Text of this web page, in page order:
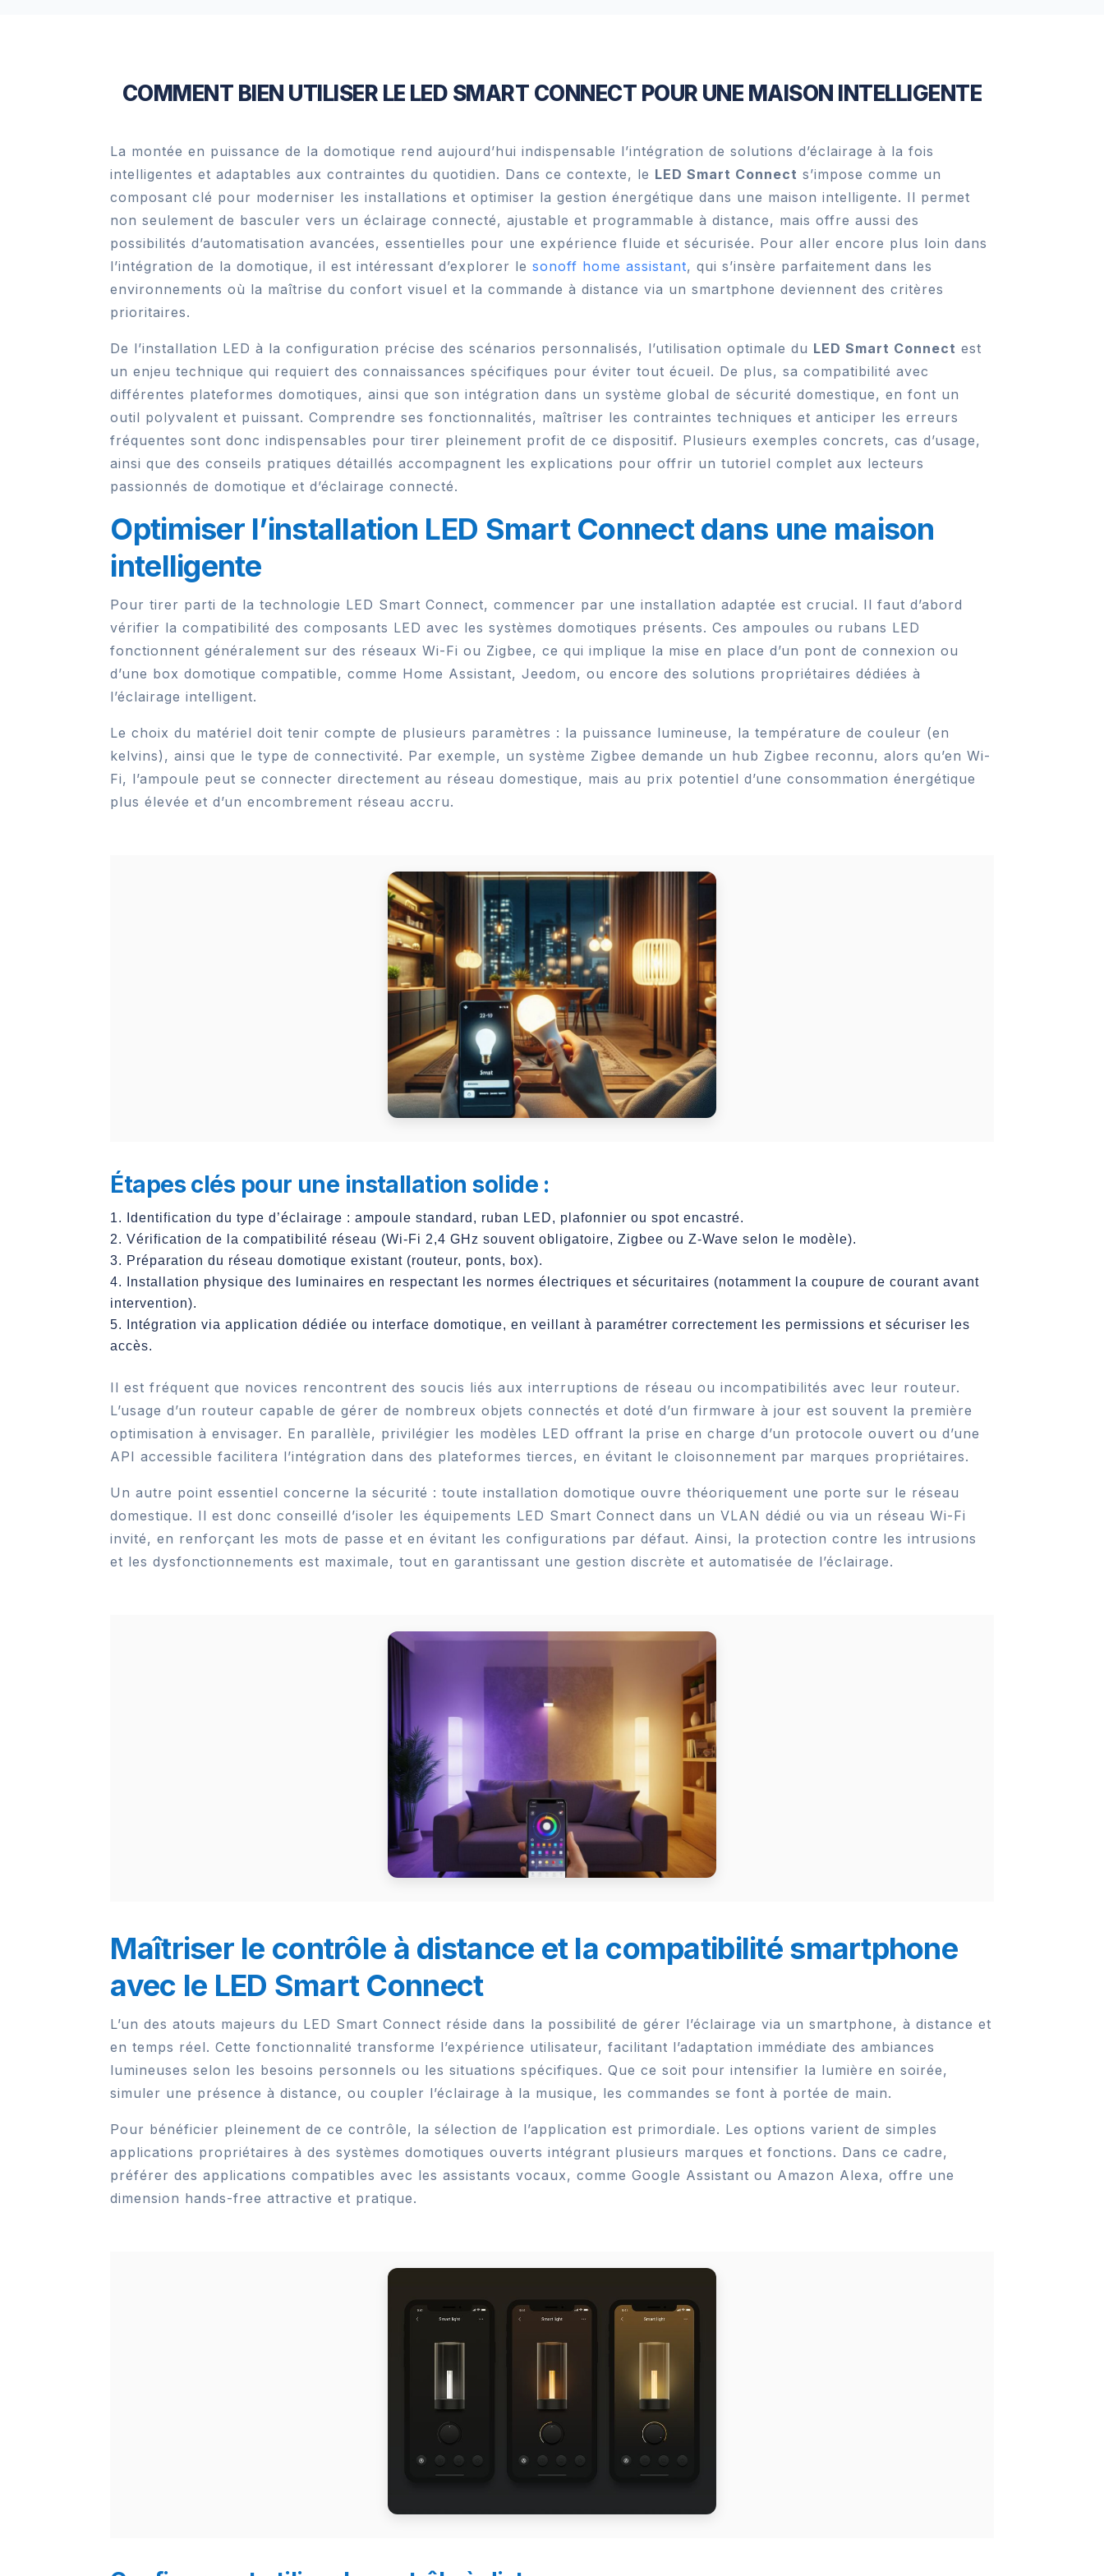
COMMENT BIEN UTILISER LE LED SMART CONNECT POUR UNE MAISON INTELLIGENTE
La montée en puissance de la domotique rend aujourd’hui indispensable l’intégration de solutions d’éclairage à la fois
intelligentes et adaptables aux contraintes du quotidien. Dans ce contexte, le LED Smart Connect s’impose comme un
composant clé pour moderniser les installations et optimiser la gestion énergétique dans une maison intelligente. Il permet
non seulement de basculer vers un éclairage connecté, ajustable et programmable à distance, mais offre aussi des
possibilités d’automatisation avancées, essentielles pour une expérience fluide et sécurisée. Pour aller encore plus loin dans
l’intégration de la domotique, il est intéressant d’explorer lesonoff home assistant, qui s’insère parfaitement dans les
environnements où la maîtrise du confort visuel et la commande à distance via un smartphone deviennent des critères
prioritaires.
De l’installation LED à la configuration précise des scénarios personnalisés, l’utilisation optimale du LED Smart Connect est
un enjeu technique qui requiert des connaissances spécifiques pour éviter tout écueil. De plus, sa compatibilité avec
différentes plateformes domotiques, ainsi que son intégration dans un système global de sécurité domestique, en font un
outil polyvalent et puissant. Comprendre ses fonctionnalités, maîtriser les contraintes techniques et anticiper les erreurs
fréquentes sont donc indispensables pour tirer pleinement profit de ce dispositif. Plusieurs exemples concrets, cas d’usage,
ainsi que des conseils pratiques détaillés accompagnent les explications pour offrir un tutoriel complet aux lecteurs
passionnés de domotique et d’éclairage connecté.
Optimiser l’installation LED Smart Connect dans une maison
intelligente
Pour tirer parti de la technologie LED Smart Connect, commencer par une installation adaptée est crucial. Il faut d’abord
vérifier la compatibilité des composants LED avec les systèmes domotiques présents. Ces ampoules ou rubans LED
fonctionnent généralement sur des réseaux Wi-Fi ou Zigbee, ce qui implique la mise en place d’un pont de connexion ou
d’une box domotique compatible, comme Home Assistant, Jeedom, ou encore des solutions propriétaires dédiées à
l’éclairage intelligent.
Le choix du matériel doit tenir compte de plusieurs paramètres : la puissance lumineuse, la température de couleur (en
kelvins), ainsi que le type de connectivité. Par exemple, un système Zigbee demande un hub Zigbee reconnu, alors qu’en Wi-
Fi, l’ampoule peut se connecter directement au réseau domestique, mais au prix potentiel d’une consommation énergétique
plus élevée et d’un encombrement réseau accru.
Étapes clés pour une installation solide :
Identification du type d’éclairage : ampoule standard, ruban LED, plafonnier ou spot encastré.
Vérification de la compatibilité réseau (Wi-Fi 2,4 GHz souvent obligatoire, Zigbee ou Z-Wave selon le modèle).
Préparation du réseau domotique existant (routeur, ponts, box).
Installation physique des luminaires en respectant les normes électriques et sécuritaires (notamment la coupure de courant avant
intervention).
Intégration via application dédiée ou interface domotique, en veillant à paramétrer correctement les permissions et sécuriser les
accès.
Il est fréquent que novices rencontrent des soucis liés aux interruptions de réseau ou incompatibilités avec leur routeur.
L’usage d’un routeur capable de gérer de nombreux objets connectés et doté d’un firmware à jour est souvent la première
optimisation à envisager. En parallèle, privilégier les modèles LED offrant la prise en charge d’un protocole ouvert ou d’une
API accessible facilitera l’intégration dans des plateformes tierces, en évitant le cloisonnement par marques propriétaires.
Un autre point essentiel concerne la sécurité : toute installation domotique ouvre théoriquement une porte sur le réseau
domestique. Il est donc conseillé d’isoler les équipements LED Smart Connect dans un VLAN dédié ou via un réseau Wi-Fi
invité, en renforçant les mots de passe et en évitant les configurations par défaut. Ainsi, la protection contre les intrusions
et les dysfonctionnements est maximale, tout en garantissant une gestion discrète et automatisée de l’éclairage.
Maîtriser le contrôle à distance et la compatibilité smartphone
avec le LED Smart Connect
L’un des atouts majeurs du LED Smart Connect réside dans la possibilité de gérer l’éclairage via un smartphone, à distance et
en temps réel. Cette fonctionnalité transforme l’expérience utilisateur, facilitant l’adaptation immédiate des ambiances
lumineuses selon les besoins personnels ou les situations spécifiques. Que ce soit pour intensifier la lumière en soirée,
simuler une présence à distance, ou coupler l’éclairage à la musique, les commandes se font à portée de main.
Pour bénéficier pleinement de ce contrôle, la sélection de l’application est primordiale. Les options varient de simples
applications propriétaires à des systèmes domotiques ouverts intégrant plusieurs marques et fonctions. Dans ce cadre,
préférer des applications compatibles avec les assistants vocaux, comme Google Assistant ou Amazon Alexa, offre une
dimension hands-free attractive et pratique.